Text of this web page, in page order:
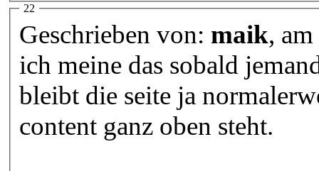
22
Geschrieben von: maik,
ich meine das sobald
bleibt die seite ja
content ganz oben steht.